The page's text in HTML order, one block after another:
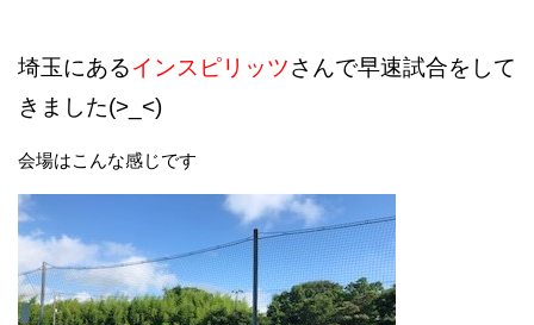
埼玉にあるインスピリッツさんで早速試合をして
きました(>_<)
会場はこんな感じです